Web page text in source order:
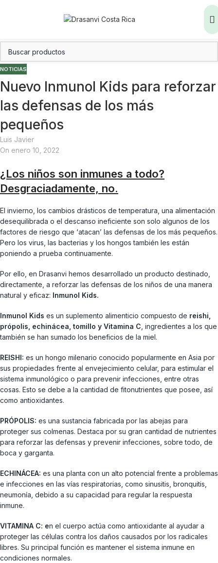
NOTICIAS
Nuevo Inmunol Kids para reforzar
las defensas de los más
pequeños
Luis Javier
On enero 10, 2022
¿Los niños son inmunes a todo?
Desgraciadamente, no.
El invierno, los cambios drásticos de temperatura, una alimentación
desequilibrada o el descanso ineficiente son solo algunos de los
factores de riesgo que ‘atacan’ las defensas de los más pequeños.
Pero los virus, las bacterias y los hongos también les están
poniendo a prueba continuamente.
Por ello, en Drasanvi hemos desarrollado un producto destinado,
directamente, a reforzar las defensas de los niños de una manera
natural y eficaz: Inmunol Kids.
Inmunol Kids es un suplemento alimenticio compuesto de reishi,
própolis, echinácea, tomillo y Vitamina C , ingredientes a los que
también se han sumado los beneficios de la miel.
REISHI: es un hongo milenario conocido popularmente en Asia por
sus propiedades frente al envejecimiento celular, para estimular el
sistema inmunológico o para prevenir infecciones, entre otras
cosas. Esto se debe a la cantidad de fitonutrientes que posee, así
como antioxidantes.
PRÓPOLIS: es una sustancia fabricada por las abejas para
proteger sus colmenas. Destaca por su gran cantidad de nutrientes
para reforzar las defensas y prevenir infecciones, sobre todo, de
boca y garganta.
ECHINÁCEA: es una planta con un alto potencial frente a problemas
e infecciones en las vías respiratorias, como sinusitis, bronquitis,
neumonía, debido a su capacidad para regular la respuesta
inmune.
VITAMINA C: en el cuerpo actúa como antioxidante al ayudar a
proteger las células contra los daños causados por los radicales
libres. Su principal función es mantener el sistema inmune en
condiciones normales.